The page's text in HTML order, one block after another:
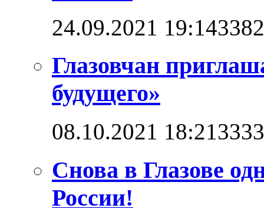
24.09.2021 19:14
Глазовчан
будущего»
08.10.2021 18:21
Снова в Глазове
России!